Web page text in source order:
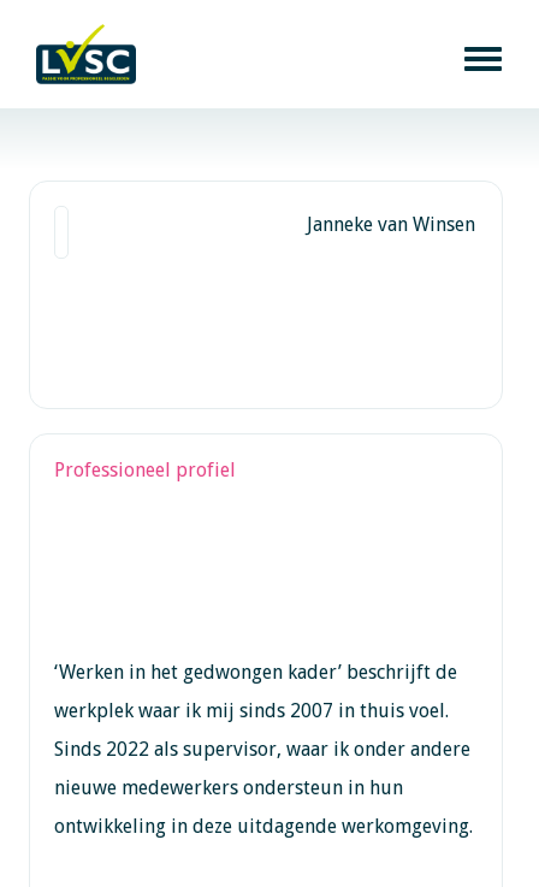
Janneke van Winsen
Professioneel profiel
‘Werken in het gedwongen kader’ beschrijft de
werkplek waar ik mij sinds 2007 in thuis voel.
Sinds 2022 als supervisor, waar ik onder andere
nieuwe medewerkers ondersteun in hun
ontwikkeling in deze uitdagende werkomgeving.